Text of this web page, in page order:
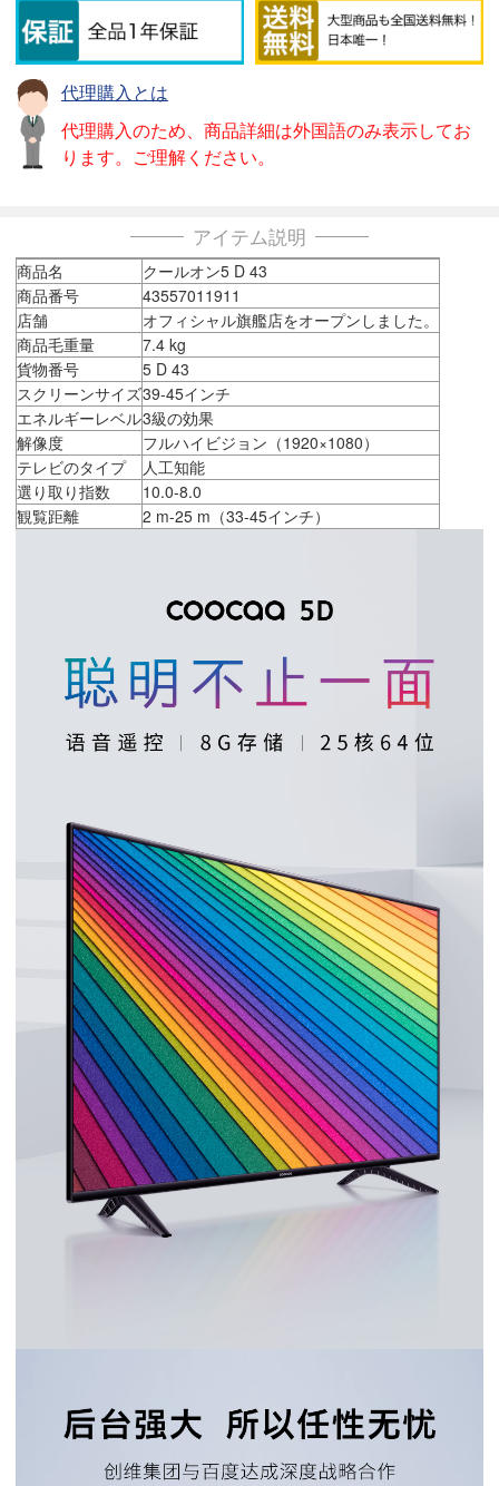
代理購入とは
代理購入のため、商品詳細は外国語のみ表示してお
ります。ご理解ください。
アイテム説明
商品名
クールオン5 D 43
商品番号
43557011911
店舗
オフィシャル旗艦店をオープンしました。
商品毛重量
7.4 kg
貨物番号
5 D 43
スクリーンサイズ39-45インチ
エネルギーレベル3級の効果
解像度
フルハイビジョン（1920×1080）
テレビのタイプ
人工知能
選り取り指数
10.0-8.0
観覧距離
2 m-25 m（33-45インチ）